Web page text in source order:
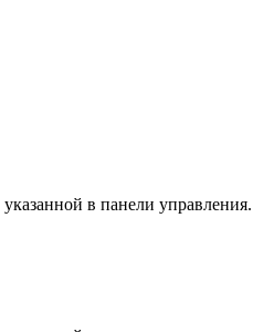
в панели управления.